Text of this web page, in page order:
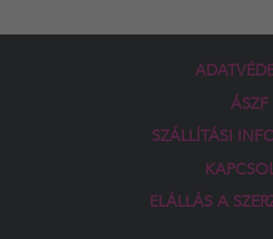
ÁSZF
SZÁLLÍTÁSI
ELÁLLÁS A